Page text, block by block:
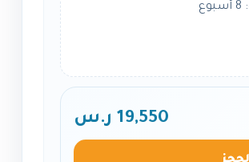
19,550 ر.س